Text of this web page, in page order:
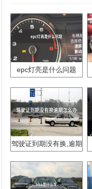
epc灯亮是什么问题
驾驶证到期没有换,逾期